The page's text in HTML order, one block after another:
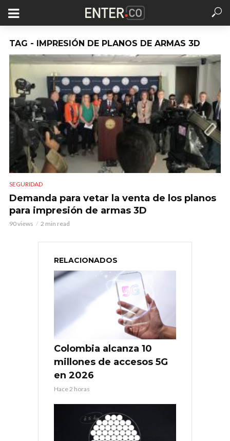
TAG - IMPRESIÓN DE PLANOS DE ARMAS 3D
SEGURIDAD
Demanda para vetar la venta de los planos
para impresión de armas 3D
90 views 2 min read
RELACIONADOS
Colombia alcanza 10
millones de accesos 5G
en 2026
Hace 2 horas